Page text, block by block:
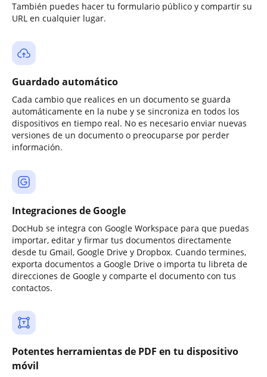
También puedes hacer tu formulario público y compartir su
URL en cualquier lugar.
Guardado automático
Cada cambio que realices en un documento se guarda
automáticamente en la nube y se sincroniza en todos los
dispositivos en tiempo real. No es necesario enviar nuevas
versiones de un documento o preocuparse por perder
información.
Integraciones de Google
DocHub se integra con Google Workspace para que puedas
importar, editar y firmar tus documentos directamente
desde tu Gmail, Google Drive y Dropbox. Cuando termines,
exporta documentos a Google Drive o importa tu libreta de
direcciones de Google y comparte el documento con tus
contactos.
Potentes herramientas de PDF en tu dispositivo
móvil